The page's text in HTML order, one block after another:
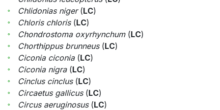
Chlidonias niger(LC)
Chloris chloris(LC)
Chondrostoma oxyrhynchum(LC)
Chorthippus brunneus(LC)
Ciconia ciconia(LC)
Ciconia nigra(LC)
Cinclus cinclus(LC)
Circaetus gallicus(LC)
Circus aeruginosus(LC)